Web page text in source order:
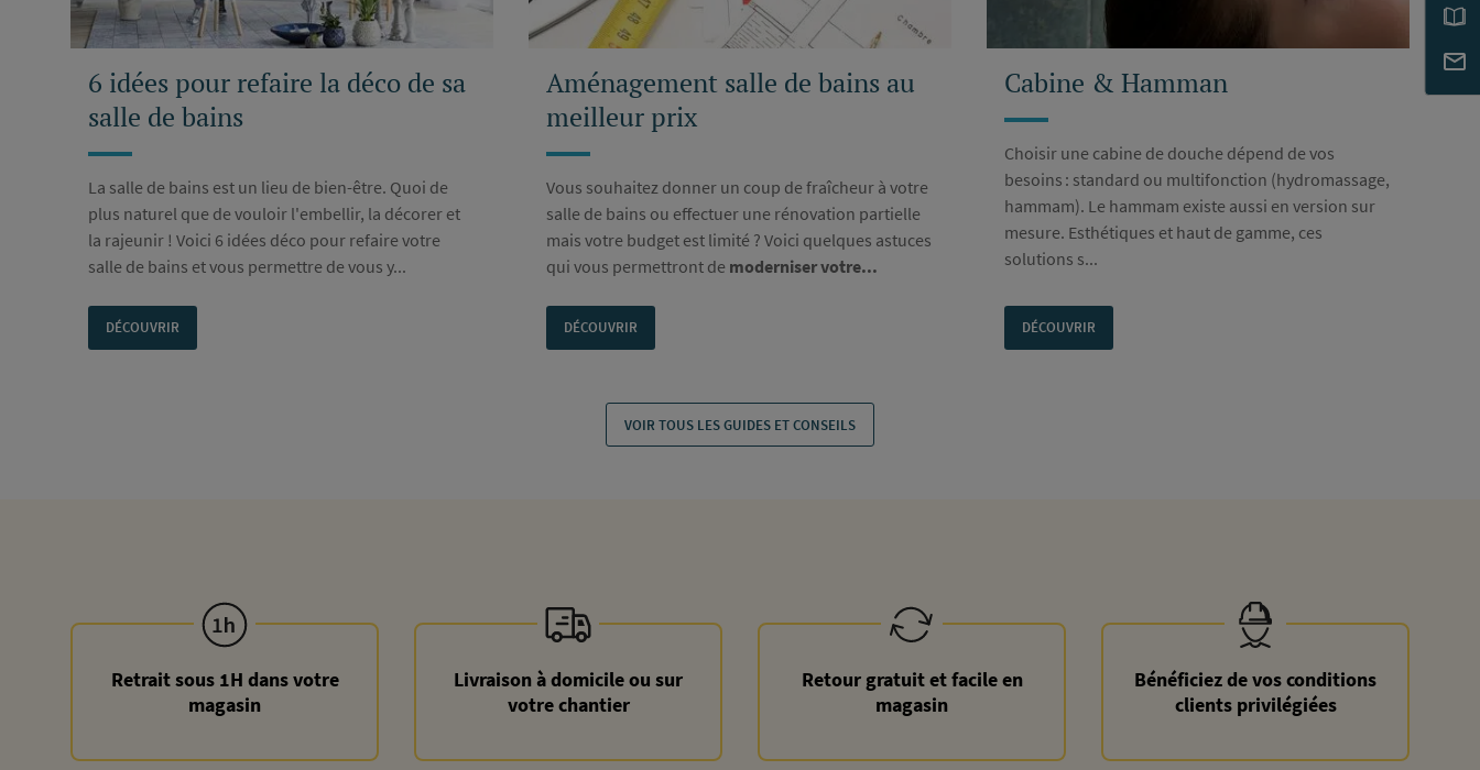
6 idées pour refaire la déco de sa
salle de bains
La salle de bains est un lieu de bien-être. Quoi de
plus naturel que de vouloir l'embellir, la décorer et
la rajeunir ! Voici 6 idées déco pour refaire votre
salle de bains et vous permettre de vous y...
DÉCOUVRIR
Aménagement salle de bains au
meilleur prix
Vous souhaitez donner un coup de fraîcheur à votre
salle de bains ou effectuer une rénovation partielle
mais votre budget est limité ? Voici quelques astuces
qui vous permettront de moderniser votre...
DÉCOUVRIR
Cabine & Hamman
Choisir une cabine de douche dépend de vos
besoins : standard ou multifonction (hydromassage,
hammam). Le hammam existe aussi en version sur
mesure. Esthétiques et haut de gamme, ces
solutions s...
DÉCOUVRIR
VOIR TOUS LES GUIDES ET CONSEILS
Retrait sous 1H dans votre
magasin
Livraison à domicile ou sur
votre chantier
Retour gratuit et facile en
magasin
Bénéficiez de vos conditions
clients privilégiées